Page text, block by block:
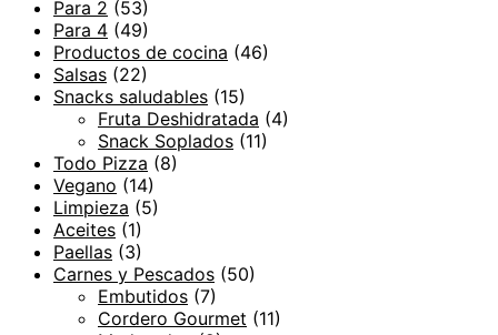
Para 2 (53)
Para 4 (49)
Productos de cocina (46)
Salsas (22)
Snacks saludables (15)
Fruta Deshidratada (4)
Snack Soplados (11)
Todo Pizza (8)
Vegano (14)
Limpieza (5)
Aceites (1)
Paellas (3)
Carnes y Pescados (50)
Embutidos (7)
Cordero Gourmet (11)